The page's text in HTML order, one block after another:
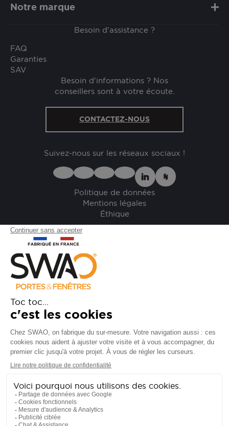
Notre marque
Besoin d'assistance ?
FAQ
Garanties
SAV
Besoin d'informations ? Nos
conseillers sont à votre écoute.
CONTACTEZ-NOUS
Suivez-nous sur les réseaux sociaux !
Politique de données
Mentions légales
Éthique